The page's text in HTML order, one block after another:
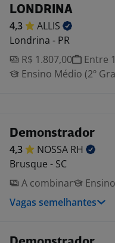
LONDRINA
4,3
ALLIS
Londrina - PR
R$ 1.807,00
Entre
Ensino Médio (2º
Demonstrador
4,3 NOSSA RH
Brusque - SC
A combinar
Vagas semelhantes